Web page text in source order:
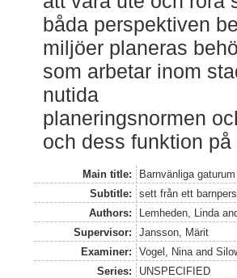
båda perspektiven
miljöer planeras
som arbetar inom
nutida
planeringsnormen
och dess funktion
Main title:
Barnvänliga
Subtitle:
sett från ett
Authors:
Lemheden, Linda
Supervisor:
Jansson, Märit
Examiner:
Vogel, Nina and
Series:
UNSPECIFIED